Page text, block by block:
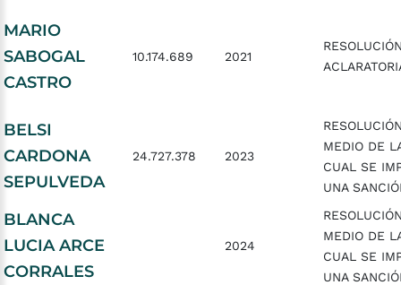
MARIO
SABOGAL
CASTRO
10.174.689 2021
BELSI
CARDONA
SEPULVEDA
24.727.378 2023
MEDIO DE
CUAL SE
UNA
BLANCA
LUCIA ARCE
CORRALES
2024
MEDIO DE
CUAL SE
UNA